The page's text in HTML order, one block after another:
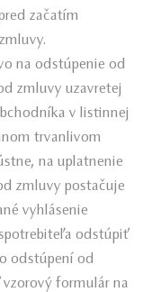
začatím
na odstúpenie od
zmluvy uzavretej
v listinnej
trvanlivom
na uplatnenie
zmluvy postačuje
vyhlásenie
odstúpiť
odstúpení od
formulár na